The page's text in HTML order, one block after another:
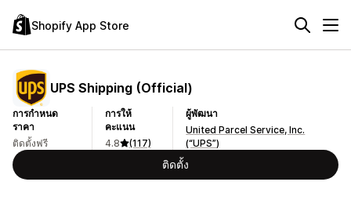
Shopify App Store
UPS Shipping (Official)
การกำหนด
ราคา
ติดตั้งฟรี
การให้
คะแนน
4.8
(117)
ผู้พัฒนา
United Parcel Service, Inc.
(“UPS”)
ติดตั้ง